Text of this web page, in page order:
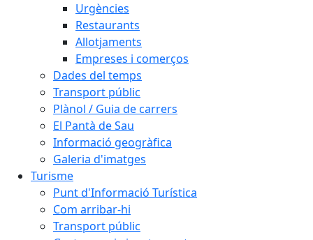
Urgències
Restaurants
Allotjaments
Empreses i comerços
Dades del temps
Transport públic
Plànol / Guia de carrers
El Pantà de Sau
Informació geogràfica
Galeria d'imatges
Turisme
Punt d'Informació Turística
Com arribar-hi
Transport públic